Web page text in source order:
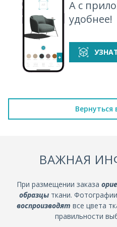
А с
удобнее!
Вернуться
ВАЖНАЯ
При размещении заказа
образцыткани.
воспроизводят все цвета
правильности